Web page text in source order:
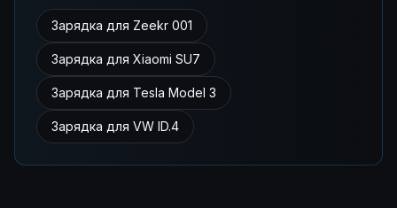
Зарядка для Zeekr 001
Зарядка для Xiaomi SU7
Зарядка для Tesla Model 3
Зарядка для VW ID.4